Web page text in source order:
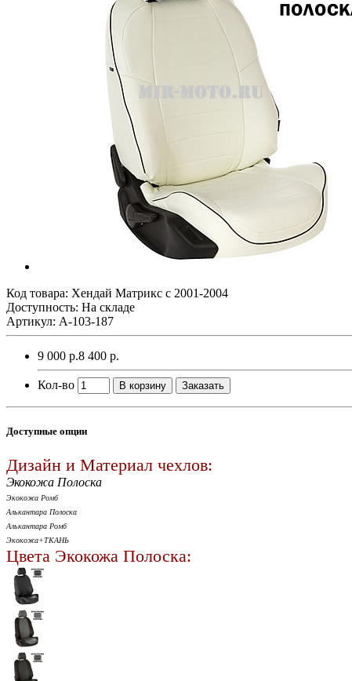
Код товара: Хендай Матрикс с 2001-2004
Доступность: На складе
Артикул: A-103-187
9 000 р.8 400 р.
Кол-во В корзину Заказать
Доступные опции
Дизайн и Материал чехлов:
Экокожа Полоска
Экокожа Ромб
Алькантара Полоска
Алькантара Ромб
Экокожа+ТКАНЬ
Цвета Экокожа Полоска: